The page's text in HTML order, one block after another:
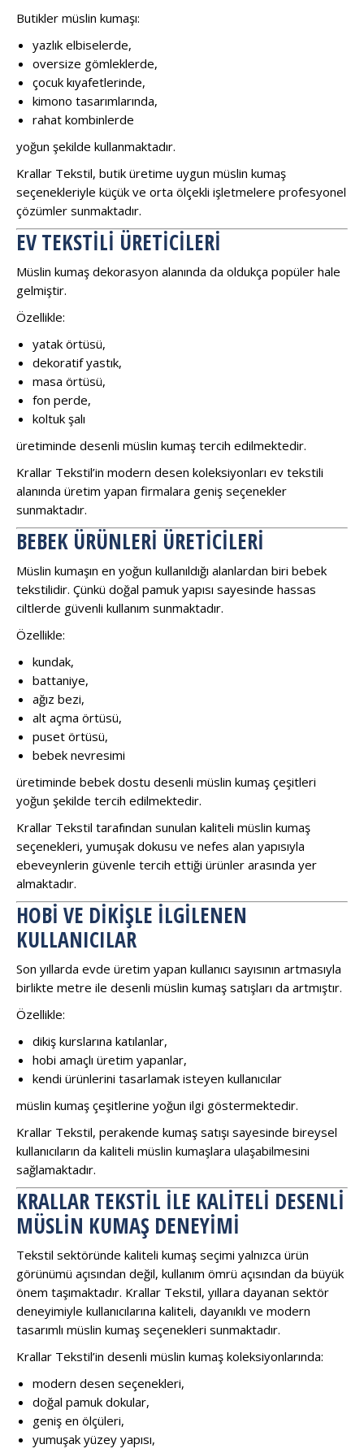
Butikler müslin kumaşı:
yazlık elbiselerde,
oversize gömleklerde,
çocuk kıyafetlerinde,
kimono tasarımlarında,
rahat kombinlerde
yoğun şekilde kullanmaktadır.
Krallar Tekstil, butik üretime uygun müslin kumaş
seçenekleriyle küçük ve orta ölçekli işletmelere profesyonel
çözümler sunmaktadır.
EV TEKSTILI ÜRETICILERI
Müslin kumaş dekorasyon alanında da oldukça popüler hale
gelmiştir.
Özellikle:
yatak örtüsü,
dekoratif yastık,
masa örtüsü,
fon perde,
koltuk şalı
üretiminde desenli müslin kumaş tercih edilmektedir.
Krallar Tekstil’in modern desen koleksiyonları ev tekstili
alanında üretim yapan firmalara geniş seçenekler
sunmaktadır.
BEBEK ÜRÜNLERI ÜRETICILERI
Müslin kumaşın en yoğun kullanıldığı alanlardan biri bebek
tekstilidir. Çünkü doğal pamuk yapısı sayesinde hassas
ciltlerde güvenli kullanım sunmaktadır.
Özellikle:
kundak,
battaniye,
ağız bezi,
alt açma örtüsü,
puset örtüsü,
bebek nevresimi
üretiminde bebek dostu desenli müslin kumaş çeşitleri
yoğun şekilde tercih edilmektedir.
Krallar Tekstil tarafından sunulan kaliteli müslin kumaş
seçenekleri, yumuşak dokusu ve nefes alan yapısıyla
ebeveynlerin güvenle tercih ettiği ürünler arasında yer
almaktadır.
HOBI VE DIKIŞLE İLGILENEN
KULLANICILAR
Son yıllarda evde üretim yapan kullanıcı sayısının artmasıyla
birlikte metre ile desenli müslin kumaş satışları da artmıştır.
Özellikle:
dikiş kurslarına katılanlar,
hobi amaçlı üretim yapanlar,
kendi ürünlerini tasarlamak isteyen kullanıcılar
müslin kumaş çeşitlerine yoğun ilgi göstermektedir.
Krallar Tekstil, perakende kumaş satışı sayesinde bireysel
kullanıcıların da kaliteli müslin kumaşlara ulaşabilmesini
sağlamaktadır.
KRALLAR TEKSTIL ILE KALITELI DESENLI
MÜSLIN KUMAŞ DENEYIMI
Tekstil sektöründe kaliteli kumaş seçimi yalnızca ürün
görünümü açısından değil, kullanım ömrü açısından da büyük
önem taşımaktadır. Krallar Tekstil, yıllara dayanan sektör
deneyimiyle kullanıcılarına kaliteli, dayanıklı ve modern
tasarımlı müslin kumaş seçenekleri sunmaktadır.
Krallar Tekstil’in desenli müslin kumaş koleksiyonlarında:
modern desen seçenekleri,
doğal pamuk dokular,
geniş en ölçüleri,
yumuşak yüzey yapısı,